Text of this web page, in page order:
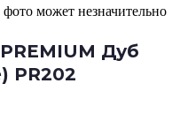
может незначительно
Дуб
PR202